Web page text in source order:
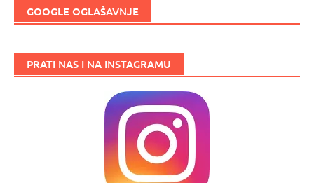
GOOGLE OGLAŠAVNJE
PRATI NAS I NA INSTAGRAMU